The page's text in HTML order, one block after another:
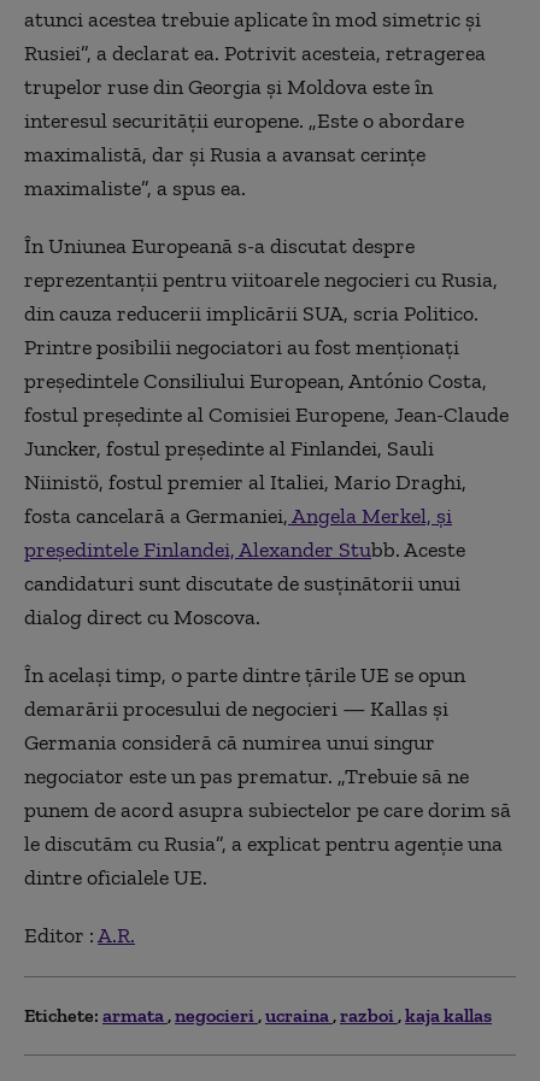
atunci acestea trebuie aplicate în mod simetric și
Rusiei”, a declarat ea. Potrivit acesteia, retragerea
trupelor ruse din Georgia și Moldova este în
interesul securității europene. „Este o abordare
maximalistă, dar și Rusia a avansat cerințe
maximaliste”, a spus ea.
În Uniunea Europeană s-a discutat despre
reprezentanții pentru viitoarele negocieri cu Rusia,
din cauza reducerii implicării SUA, scria Politico.
Printre posibilii negociatori au fost menționați
președintele Consiliului European, António Costa,
fostul președinte al Comisiei Europene, Jean-Claude
Juncker, fostul președinte al Finlandei, Sauli
Niinistö, fostul premier al Italiei, Mario Draghi,
fosta cancelară a Germaniei,Angela Merkel, și
președintele Finlandei, Alexander Stubb. Aceste
candidaturi sunt discutate de susținătorii unui
dialog direct cu Moscova.
În același timp, o parte dintre țările UE se opun
demarării procesului de negocieri — Kallas și
Germania consideră că numirea unui singur
negociator este un pas prematur. „Trebuie să ne
punem de acord asupra subiectelor pe care dorim să
le discutăm cu Rusia”, a explicat pentru agenție una
dintre oficialele UE.
Editor :A.R.
Etichete: armata negocieri ucraina razboi kaja kallas